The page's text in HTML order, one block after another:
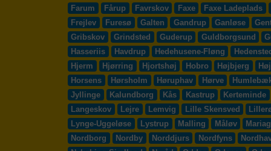
Farum
Fårup Favrskov Faxe Faxe Ladeplads
Frejlev
Furesø Galten Gandrup Ganløse
Gribskov
Grindsted Guderup Guldborgsund
Hasseriis
Havdrup Hedehusene-Fløng Hedensted
Hjerm
Hjørring Hjortshøj Hobro Højbjerg
Horsens
Hørsholm Høruphav Hørve
Jyllinge
Kalundborg Kås Kastrup Kerteminde
Langeskov
Lejre Lemvig Lille Skensved
Lynge-Uggeløse
Lystrup Malling Måløv
Nordborg
Nordby Norddjurs Nordfyns